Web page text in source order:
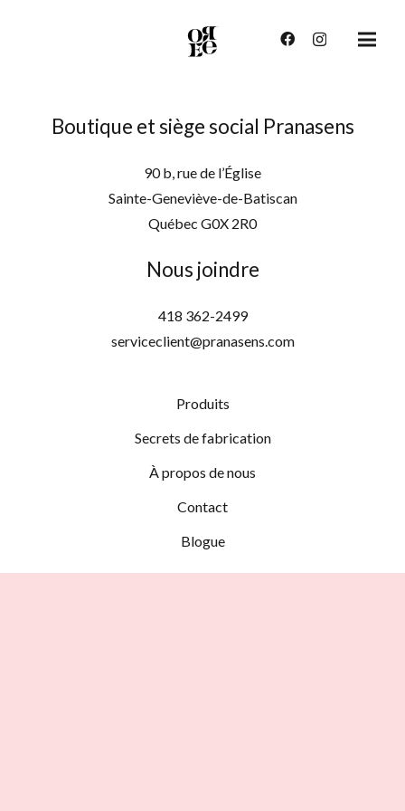
Boutique et siège social Pranasens
90 b, rue de l’Église
Sainte-Geneviève-de-Batiscan
Québec G0X 2R0
Nous joindre
418 362-2499
serviceclient@pranasens.com
Produits
Secrets de fabrication
À propos de nous
Contact
Blogue